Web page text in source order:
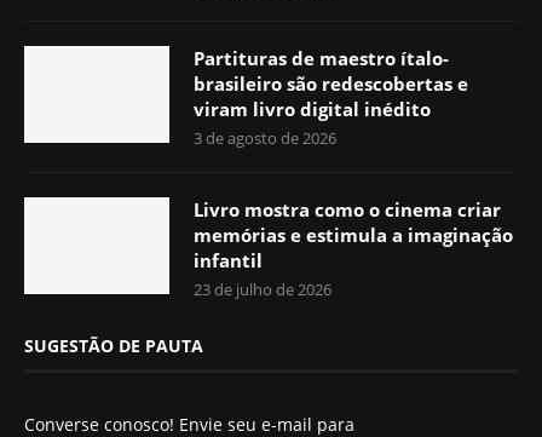
Partituras de maestro ítalo-
brasileiro são redescobertas e
viram livro digital inédito
3 de agosto de 2026
Livro mostra como o cinema criar
memórias e estimula a imaginação
infantil
23 de julho de 2026
SUGESTÃO DE PAUTA
Converse conosco! Envie seu e-mail para